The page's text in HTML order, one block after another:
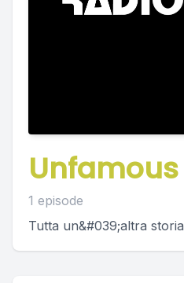
Unfamous
1 episode
Tutta un&#039;altra storia